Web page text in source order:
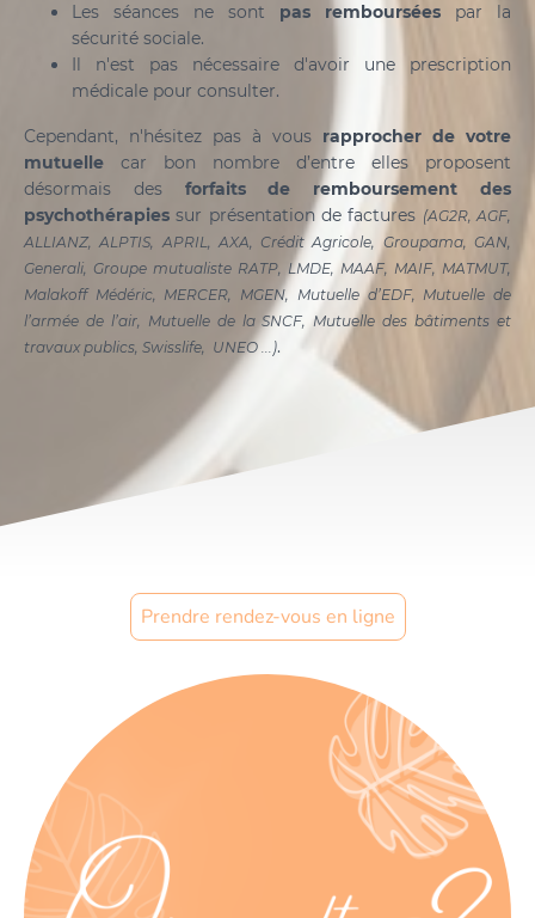
Les séances ne sont pas remboursées par la
sécurité sociale.
Il n'est pas nécessaire d'avoir une prescription
médicale pour consulter.
Cependant, n'hésitez pas à vous rapprocher de votre
mutuelle car bon nombre d’entre elles proposent
désormais des forfaits de remboursement des
psychothérapies sur présentation de factures (AG2R, AGF,
ALLIANZ, ALPTIS, APRIL, AXA, Crédit Agricole, Groupama, GAN,
Generali, Groupe mutualiste RATP, LMDE, MAAF, MAIF, MATMUT,
Malakoff Médéric, MERCER, MGEN, Mutuelle d’EDF, Mutuelle de
l’armée de l’air, Mutuelle de la SNCF, Mutuelle des bâtiments et
travaux publics, Swisslife, UNEO ...).
Prendre rendez-vous en ligne